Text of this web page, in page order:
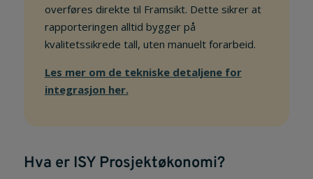
overføres direkte til Framsikt. Dette sikrer at
rapporteringen alltid bygger på
kvalitetssikrede tall, uten manuelt forarbeid.
Les mer om de tekniske detaljene for
integrasjon her.
Hva er ISY Prosjektøkonomi?